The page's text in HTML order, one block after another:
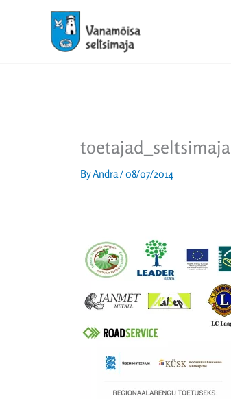
toetajad_seltsimaja
ByAndra/08/07/2014